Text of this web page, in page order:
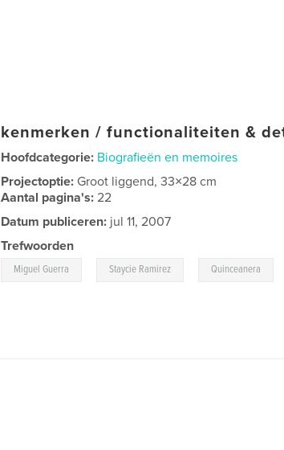
kenmerken / functionaliteiten &
Hoofdcategorie: Biografieën en memoires
Projectoptie: Groot liggend, 33×28 cm
Aantal pagina's:22
Datum publiceren: jul 11, 2007
Trefwoorden
Miguel Guerra Staycie Ramirez Quinceanera